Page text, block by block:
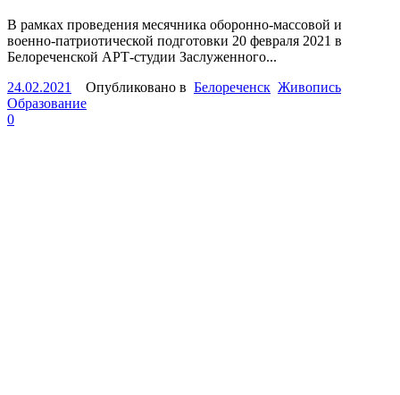
В рамках проведения месячника оборонно-массовой и
военно-патриотической подготовки 20 февраля 2021 в
Белореченской АРТ-студии Заслуженного...
24.02.2021
Опубликовано в Белореченск Живопись
Образование
0